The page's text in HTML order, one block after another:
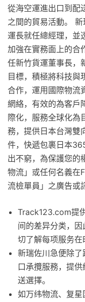
從海空運進出口到配
之間的貿易活動。
運長就任總經理，並
加強在實務面上的合
任新竹貨運董事長，
目標，積極將科技與
合作，運用國際物流
網絡，有效的為客戶
際化，服務全球化為
務，提供日本台灣
件，快遞包裹日本
出不窮，為保護您的
物流」或任何名義在
流檢單員」之廣告或
Track123.com提
间的差异分类，
切了解每项服务在
新瑞佐川急便除
口承攬服務，提
送選擇。
如万纬物流、复星